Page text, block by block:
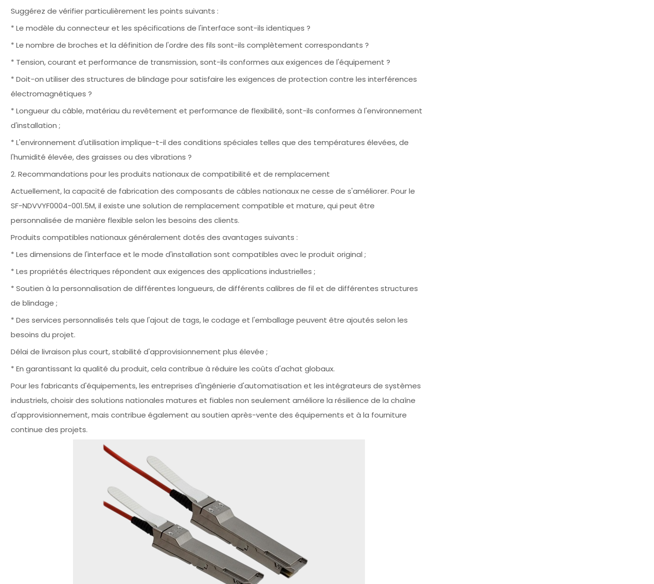
Suggérez de vérifier particulièrement les points suivants :
* Le modèle du connecteur et les spécifications de l'interface sont-ils identiques ?
* Le nombre de broches et la définition de l'ordre des fils sont-ils complètement correspondants ?
* Tension, courant et performance de transmission, sont-ils conformes aux exigences de l'équipement ?
* Doit-on utiliser des structures de blindage pour satisfaire les exigences de protection contre les interférences
électromagnétiques ?
* Longueur du câble, matériau du revêtement et performance de flexibilité, sont-ils conformes à l'environnement
d'installation ;
* L'environnement d'utilisation implique-t-il des conditions spéciales telles que des températures élevées, de
l'humidité élevée, des graisses ou des vibrations ?
2. Recommandations pour les produits nationaux de compatibilité et de remplacement
Actuellement, la capacité de fabrication des composants de câbles nationaux ne cesse de s'améliorer. Pour le
SF-NDVVYF0004-001.5M, il existe une solution de remplacement compatible et mature, qui peut être
personnalisée de manière flexible selon les besoins des clients.
Produits compatibles nationaux généralement dotés des avantages suivants :
* Les dimensions de l'interface et le mode d'installation sont compatibles avec le produit original ;
* Les propriétés électriques répondent aux exigences des applications industrielles ;
* Soutien à la personnalisation de différentes longueurs, de différents calibres de fil et de différentes structures
de blindage ;
* Des services personnalisés tels que l'ajout de tags, le codage et l'emballage peuvent être ajoutés selon les
besoins du projet.
Délai de livraison plus court, stabilité d'approvisionnement plus élevée ;
* En garantissant la qualité du produit, cela contribue à réduire les coûts d'achat globaux.
Pour les fabricants d'équipements, les entreprises d'ingénierie d'automatisation et les intégrateurs de systèmes
industriels, choisir des solutions nationales matures et fiables non seulement améliore la résilience de la chaîne
d'approvisionnement, mais contribue également au soutien après-vente des équipements et à la fourniture
continue des projets.